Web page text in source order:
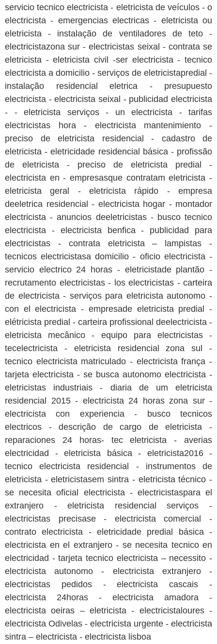
servicio tecnico electricista - eletricista de veículos - o
electricista - emergencias electricas - eletricista ou
eletricista - instalação de ventiladores de teto -
electricistazona sur - electricistas seixal - contrata se
eletricista - eletricista civil -ser electricista - tecnico
electricista a domicilio - serviços de eletricistapredial -
instalação residencial eletrica - presupuesto
electricista - electricista seixal - publicidad electricista
- - eletricista serviços - un electricista - tarifas
electricistas hora - electricista mantenimiento -
preciso de eletricista residencial - cadastro de
eletricista - eletricidade residencial básica - profissão
de eletricista - preciso de eletricista predial -
electricista en - empresasque contratam eletricista -
eletricista geral - eletricista rápido - empresa
deeletrica residencial - electricista hogar - montador
electricista - anuncios deeletricistas - busco tecnico
electricista - electricista benfica - publicidad para
electricistas - contrata eletricista – lampistas -
tecnicos electricistasa domicilio - oficio electricista -
servicio electrico 24 horas - eletricistade plantão -
recrutamento electricistas - los electricistas - carteira
de electricista - serviços para eletricista autonomo -
con el electricista - empresade eletricista predial -
elétricista predial - carteira profissional deelectricista -
eletricista mecânico - equipo para electricistas -
tecelectricista - eletricista residencial zona sul -
tecnico electricista matriculado - electricista frança -
tarjeta electricista - se busca autonomo electricista -
eletricistas industriais - diaria de um eletricista
residencial 2015 - electricista 24 horas zona sur -
electricista con experiencia - busco tecnicos
electricos - descrição de cargo de eletricista -
reparaciones 24 horas- tec eletricista - averias
electricidad - eletricista básica - eletricista2016 -
tecnico electricista residencial - instrumentos de
eletricista - eletricistasem sintra - eletricista técnico -
se necesita oficial electricista - electricistaspara el
extranjero - eletricista residencial serviços -
electricistas precisase - electricista comercial -
contrato electricista - eletricidade predial básica -
electricista en el extranjero - se necesita tecnico en
electricidad - tarjeta tecnico electricista – necessito -
electricista autonomo - electricista extranjero -
electricistas pedidos - electricista cascais -
electricista 24horas - electricista amadora -
electricista oeiras – eletricista - electricistaloures -
electricista Odivelas - electricista urgente - electricista
sintra – electricista - electricista lisboa